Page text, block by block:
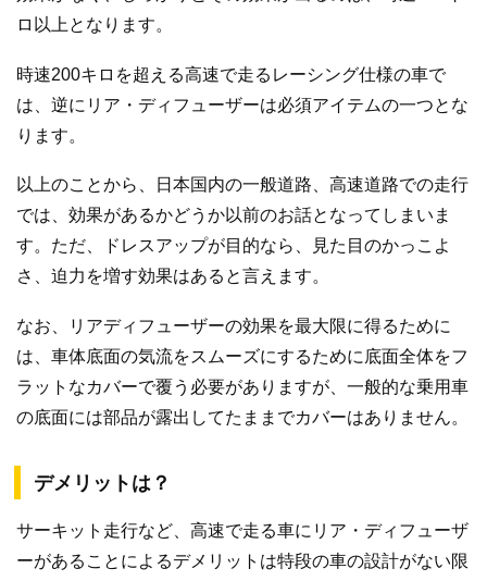
ロ以上となります。
時速200キロを超える高速で走るレーシング仕様の車で
は、逆にリア・ディフューザーは必須アイテムの一つとな
ります。
以上のことから、日本国内の一般道路、高速道路での走行
では、効果があるかどうか以前のお話となってしまいま
す。ただ、ドレスアップが目的なら、見た目のかっこよ
さ、迫力を増す効果はあると言えます。
なお、リアディフューザーの効果を最大限に得るために
は、車体底面の気流をスムーズにするために底面全体をフ
ラットなカバーで覆う必要がありますが、一般的な乗用車
の底面には部品が露出してたままでカバーはありません。
デメリットは？
サーキット走行など、高速で走る車にリア・ディフューザ
ーがあることによるデメリットは特段の車の設計がない限